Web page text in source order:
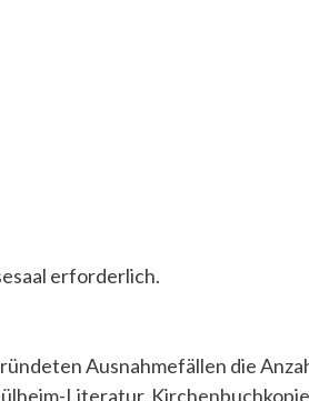
erforderlich.
Ausnahmefällen die
Literatur,